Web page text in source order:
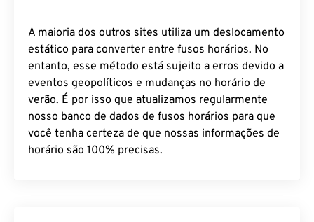
A maioria dos outros sites utiliza um deslocamento
estático para converter entre fusos horários. No
entanto, esse método está sujeito a erros devido a
eventos geopolíticos e mudanças no horário de
verão. É por isso que atualizamos regularmente
nosso banco de dados de fusos horários para que
você tenha certeza de que nossas informações de
horário são 100% precisas.